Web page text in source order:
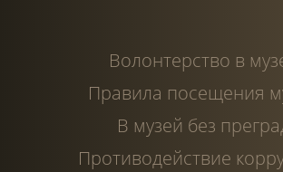
Волонтерство в
Правила посещения
В музей без
Противодействие